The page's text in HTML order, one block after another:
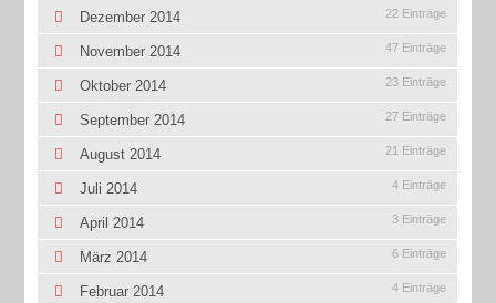
Dezember 2014 22 Einträge
November 2014 47 Einträge
Oktober 2014 23 Einträge
September 2014 27 Einträge
August 2014 21 Einträge
Juli 2014 4 Einträge
April 2014 3 Einträge
März 2014 6 Einträge
Februar 2014 4 Einträge